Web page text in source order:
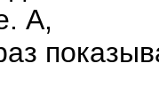
А,